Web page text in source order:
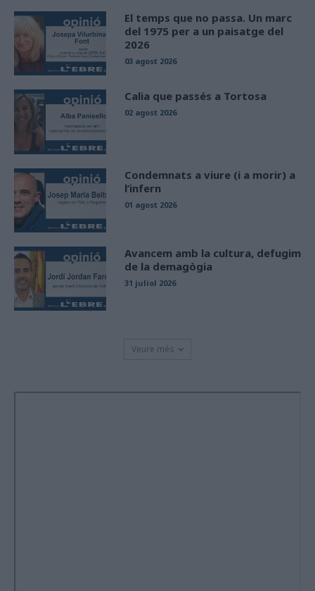
El temps que no passa. Un marc
del 1975 per a un paisatge del
2026
03 agost 2026
Calia que passés a Tortosa
02 agost 2026
Condemnats a viure (i a morir) a
l’infern
01 agost 2026
Avancem amb la cultura, defugim
de la demagògia
31 juliol 2026
Veure més